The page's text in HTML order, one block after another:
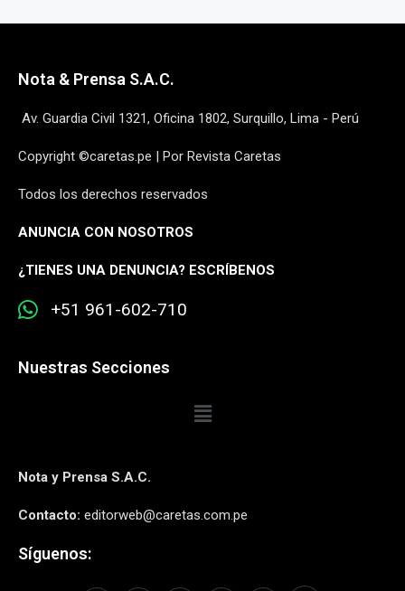
Nota & Prensa S.A.C.
Av. Guardia Civil 1321, Oficina 1802, Surquillo, Lima - Perú
Copyright ©caretas.pe | Por Revista Caretas
Todos los derechos reservados
ANUNCIA CON NOSOTROS
¿TIENES UNA DENUNCIA? ESCRÍBENOS
+51 961-602-710
Nuestras Secciones
Nota y Prensa S.A.C.
Contacto: editorweb@caretas.com.pe
Síguenos: